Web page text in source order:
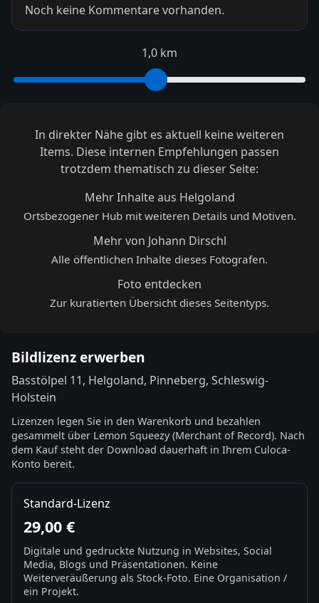
Noch keine Kommentare vorhanden.
1,0 km
In direkter Nähe gibt es aktuell keine weiteren
Items. Diese internen Empfehlungen passen
trotzdem thematisch zu dieser Seite:
Mehr Inhalte aus Helgoland
Ortsbezogener Hub mit weiteren Details und Motiven.
Mehr von Johann Dirschl
Alle öffentlichen Inhalte dieses Fotografen.
Foto entdecken
Zur kuratierten Übersicht dieses Seitentyps.
Bildlizenz erwerben
Basstölpel 11, Helgoland, Pinneberg, Schleswig-
Holstein
Lizenzen legen Sie in den Warenkorb und bezahlen
gesammelt über Lemon Squeezy (Merchant of Record). Nach
dem Kauf steht der Download dauerhaft in Ihrem Culoca-
Konto bereit.
Standard-Lizenz
29,00 €
Digitale und gedruckte Nutzung in Websites, Social
Media, Blogs und Präsentationen. Keine
Weiterveräußerung als Stock-Foto. Eine Organisation /
ein Projekt.